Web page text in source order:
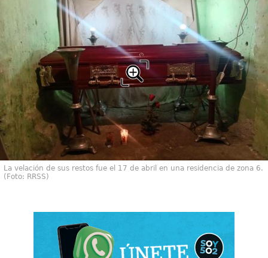
La velación de sus restos fue el 17 de abril en una residencia de zona 6.
(Foto: RRSS)